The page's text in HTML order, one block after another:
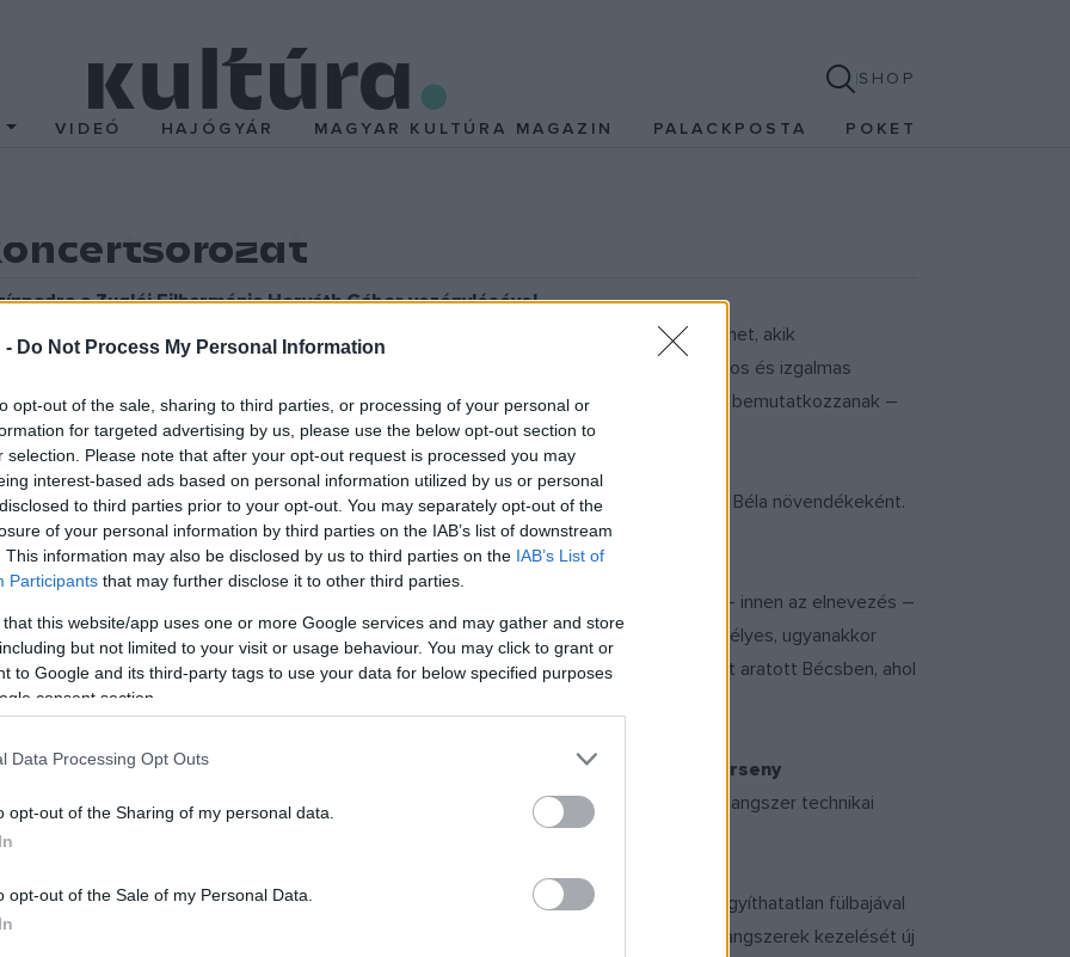
- Do Not Process My Personal Information
opt-out of the sale, sharing to third parties, or processing of your personal or
for targeted advertising by us, please use the below opt-out section to
selection. Please note that after your opt-out request is processed you may
interest-based ads based on personal information utilized by us or personal
to third parties prior to your opt-out. You may separately opt-out of the
of your personal information by third parties on the IAB’s list of downstream
This information may also be disclosed by us to third parties on the IAB’s List of
Participants that may further disclose it to other third parties.
that this website/app uses one or more Google services and may gather and store
but not limited to your visit or usage behaviour. You may click to grant or
to Google and its third-party tags to use your data for below specified purposes
consent section.
Data Processing Opt Outs
opt-out of the Sharing of my personal data.
opt-out of the Sale of my Personal Data.
SHOP
VIDEÓ HAJÓGYÁR MAGYAR KULTÚRA MAGAZIN PALACKPOSTA POKET
a Zuglói Filharmónia Horváth Gábor vezénylésével.
zenekarként működik. Az együttes sok-sok fiatal diplomás zenésszel büszkélkedhet, akik
tudásukkal folyamatosan feljebb teszik a lécet – a közönséget minden évben változatos és izgalmas
zenekar legtehetségesebb tagjai időről-időre lehetőséget kapnak, hogy szólistaként is bemutatkozzanak –
G-dúr fuvolaversenyében.
meg kitüntetéses Master diplomáját a Liszt Ferenc Zeneművészeti Egyetemen Drahos Béla növendékeként.
Szent István Király Zeneiskola fuvolatanára.
csendül fel. A zeneszerző régi barátságot ápolt a rangos salzburgi családdal – innen az elnevezés –
A szimfónia születésének apropója Haffner fiának nemesi rangra emelése volt. Ünnepélyes, ugyanakkor
nagy hangközugrásokkal van fűszerezve. A mű bemutatója 1782-ben nagy sikert aratott Bécsben, ahol
ahol mélyen megérintette a város európai hírű zenekari kultúrája. A
G-dúr fuvolaverseny
önállósodnak a vonósszólamok, a fuvolaszóló pedig érezhetően kihasználja a hangszer technikai
lehet a hallgatóság számára: Beethoven komponálás közben szembesült gyógyíthatatlan fülbajával
– a zene ugyanakkor meghökkentően életigenlő. A szerző a formálást és a zenekari hangszerek kezelését új